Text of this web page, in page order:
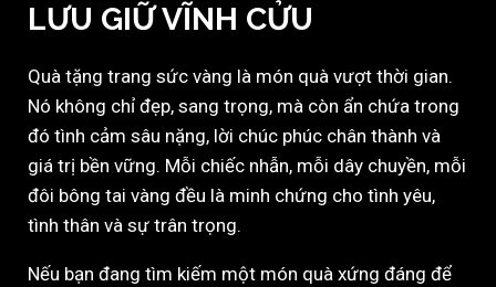
LƯU GIỮ VĨNH CỬU
Quà tặng trang sức vàng là món quà vượt thời gian.
Nó không chỉ đẹp, sang trọng, mà còn ẩn chứa trong
đó tình cảm sâu nặng, lời chúc phúc chân thành và
giá trị bền vững. Mỗi chiếc nhẫn, mỗi dây chuyền, mỗi
đôi bông tai vàng đều là minh chứng cho tình yêu,
tình thân và sự trân trọng.
Nếu bạn đang tìm kiếm một món quà xứng đáng để